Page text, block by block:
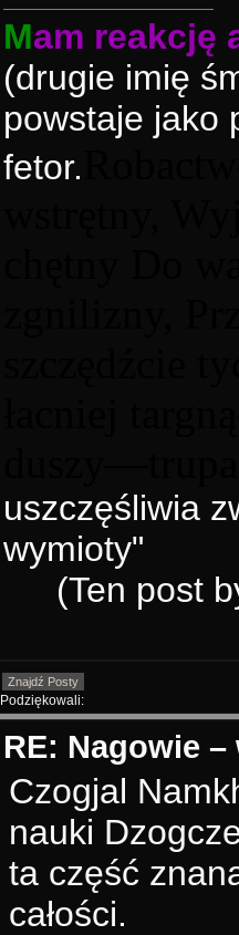
Mam reakcję
(drugie imię
powstaje jako
fetor.
uszczęśliwia
wymioty"
(Ten post
Znajdź Posty
Podziękowali:
RE: Nagowie
Czogjal
nauki
ta część
całości.